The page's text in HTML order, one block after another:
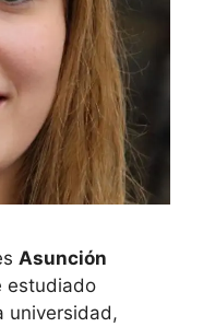
Asunción
estudiado
universidad,